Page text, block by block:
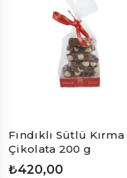
Fındıklı Sütlü Kırma
Çikolata 200 g
₺420,00